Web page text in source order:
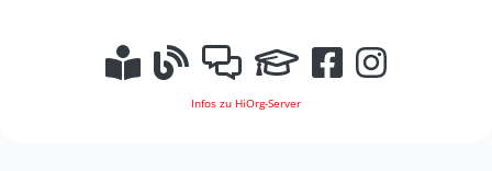
Infos zu HiOrg-Server